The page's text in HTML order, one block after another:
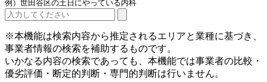
例）世田谷区の土日にやっている内科
※本機能は検索内容から推定されるエリアと業種に基づき、
事業者情報の検索を補助するものです。
いかなる内容の検索であっても、本機能では事業者の比較・
優劣評価・断定的判断・専門的判断は行いません。